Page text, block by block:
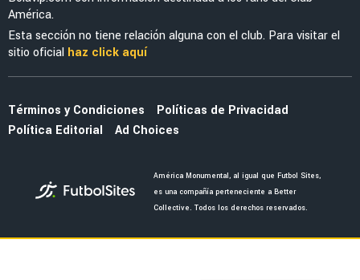
MERCADO
El enorme esfuerzo que está haciendo
Jáminton Campaz para llegar al América